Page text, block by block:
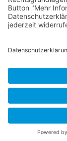
Datenschutz
©